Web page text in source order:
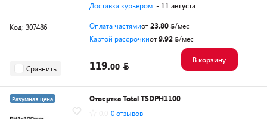
Доставка курьером - 11 августа
Код: 307486 Оплата частямиот23,80
/мес
Картой рассрочкиот9,92 /мес
Сравнить 119.00
В корзину
Разумная цена
Отвертка Total TSDPH1100
0 отзывов